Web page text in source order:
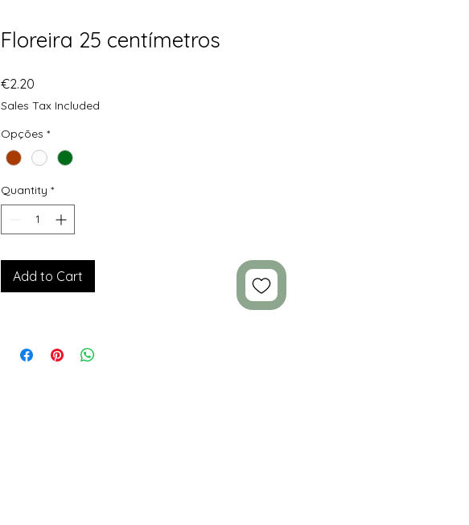
Floreira 25 centímetros
€2.20
Sales Tax Included
Opções *
Quantity *
Add to Cart